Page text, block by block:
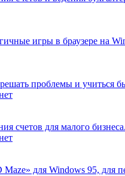
игры в браузере на
проблемы и учиться
счетов для малого бизнеса.
Maze» для Windows 95, для